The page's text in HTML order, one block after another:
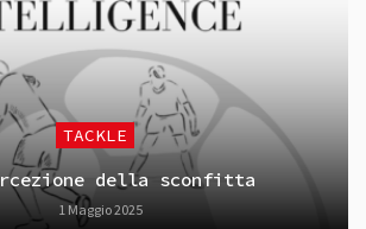
TACKLE
della sconfitta
1 Maggio 2025